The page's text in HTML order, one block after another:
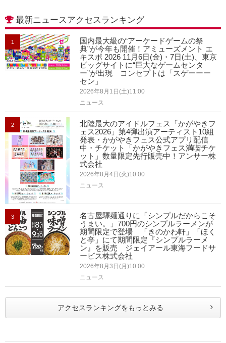
最新ニュースアクセスランキング
1
国内最大級の“アーケードゲームの祭
典”が今年も開催！アミューズメント エ
キスポ 2026 11月6日(金)・7日(土)、東京
ビッグサイトに“巨大なゲームセンタ
ー”が出現 コンセプトは「スゲーーー
セン」
2026年8月1日(土)11:00
ニュース
2
北陸最大のアイドルフェス「かがやきフ
ェス2026」第4弾出演アーティスト10組
発表・かがやきフェス公式アプリ配信
中・チケット「かがやきフェス満喫チケ
ット」数量限定先行販売中！アンサー株
式会社
2026年8月4日(火)10:00
ニュース
3
名古屋驛麺通りに「シンプルだからこそ
うまい。」700円のシンプルラーメンが
期間限定で登場 「きのかわ軒」「ほく
と亭」にて期間限定『シンプルラーメ
ン』を販売 ジェイアール東海フードサ
ービス株式会社
2026年8月3日(月)10:00
ニュース
アクセスランキングをもっとみる